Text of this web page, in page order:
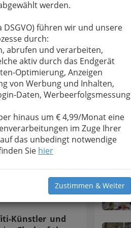
werden.
führen wir und unsere
durch:
abrufen und verarbeiten,
aktiv durch das Endgerät
Optimierung, Anzeigen
von Werbung und Inhalten,
Daten, Werbeerfolgsmessung
hinaus um € 4,99/Monat eine
im Zuge Ihrer
das unbedingt notwendige
Sie hier
Zustimmen & Weiter
Halle
Künstler und